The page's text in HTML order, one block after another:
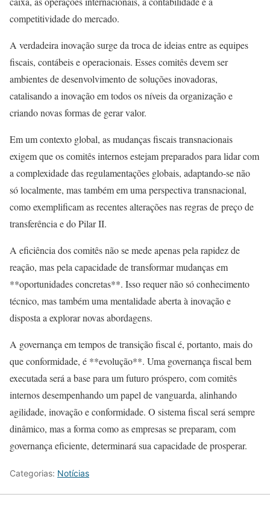
competitividade do mercado.
A verdadeira inovação surge da troca de ideias entre as equipes
fiscais, contábeis e operacionais. Esses comitês devem ser
ambientes de desenvolvimento de soluções inovadoras,
catalisando a inovação em todos os níveis da organização e
criando novas formas de gerar valor.
Em um contexto global, as mudanças fiscais transnacionais
exigem que os comitês internos estejam preparados para lidar com
a complexidade das regulamentações globais, adaptando-se não
só localmente, mas também em uma perspectiva transnacional,
como exemplificam as recentes alterações nas regras de preço de
transferência e do Pilar II.
A eficiência dos comitês não se mede apenas pela rapidez de
reação, mas pela capacidade de transformar mudanças em
**oportunidades concretas**. Isso requer não só conhecimento
técnico, mas também uma mentalidade aberta à inovação e
disposta a explorar novas abordagens.
A governança em tempos de transição fiscal é, portanto, mais do
que conformidade, é **evolução**. Uma governança fiscal bem
executada será a base para um futuro próspero, com comitês
internos desempenhando um papel de vanguarda, alinhando
agilidade, inovação e conformidade. O sistema fiscal será sempre
dinâmico, mas a forma como as empresas se preparam, com
governança eficiente, determinará sua capacidade de prosperar.
Categorias: Notícias